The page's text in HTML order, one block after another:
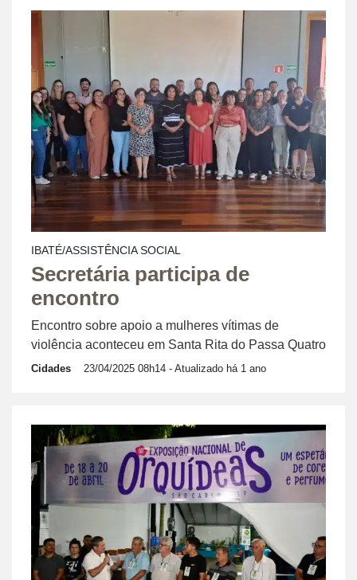
IBATÉ/ASSISTÊNCIA SOCIAL
Secretária participa de
encontro
Encontro sobre apoio a mulheres vítimas de
violência aconteceu em Santa Rita do Passa Quatro
Cidades 23/04/2025 08h14 - Atualizado há 1 ano